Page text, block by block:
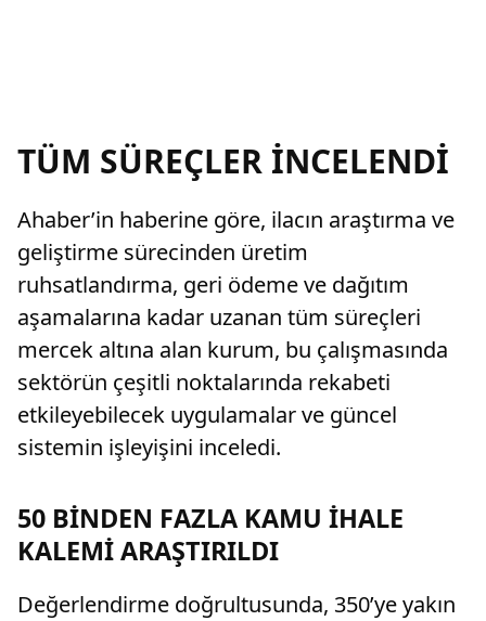
TÜM SÜREÇLER İNCELENDİ
Ahaber’in haberine göre, ilacın araştırma ve
geliştirme sürecinden üretim
ruhsatlandırma, geri ödeme ve dağıtım
aşamalarına kadar uzanan tüm süreçleri
mercek altına alan kurum, bu çalışmasında
sektörün çeşitli noktalarında rekabeti
etkileyebilecek uygulamalar ve güncel
sistemin işleyişini inceledi.
50 BİNDEN FAZLA KAMU İHALE
KALEMİ ARAŞTIRILDI
Değerlendirme doğrultusunda, 350’ye yakın